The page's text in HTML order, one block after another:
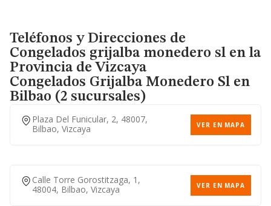
Teléfonos y Direcciones de
Congelados grijalba monedero sl en la
Provincia de Vizcaya
Congelados Grijalba Monedero Sl en
Bilbao (2 sucursales)
Plaza Del Funicular, 2, 48007,
Bilbao, Vizcaya
VER EN MAPA
Calle Torre Gorostitzaga, 1,
48004, Bilbao, Vizcaya
VER EN MAPA